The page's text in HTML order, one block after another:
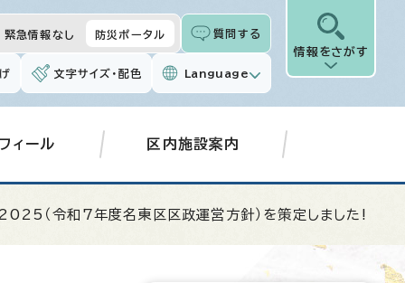
緊急情報なし 防災ポータル 質問する
文字サイズ・配色 Language
情報をさがす
ィール 区内施設案内
（令和7年度名東区区政運営方針）を策定しました!